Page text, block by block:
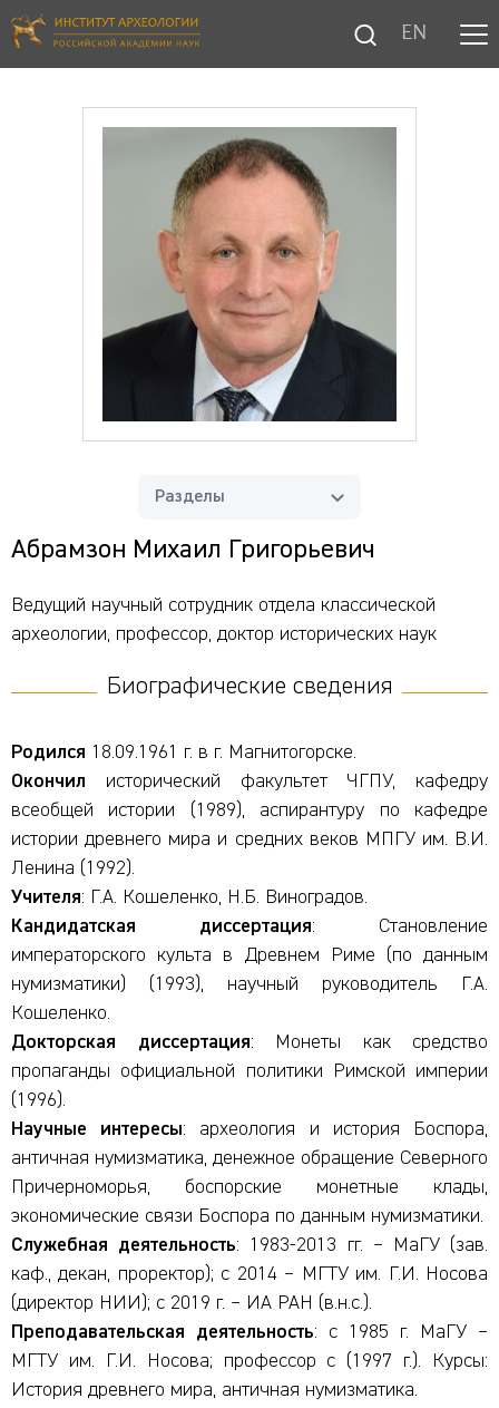
EN
Разделы
Абрамзон Михаил Григорьевич
Ведущий научный сотрудник отдела классической
археологии, профессор, доктор исторических наук
Биографические сведения
Родился 18.09.1961 г. в г. Магнитогорске.
Окончил исторический факультет ЧГПУ, кафедру
всеобщей истории (1989), аспирантуру по кафедре
истории древнего мира и средних веков МПГУ им. В.И.
Ленина (1992).
Учителя: Г.А. Кошеленко, Н.Б. Виноградов.
Кандидатская диссертация: Становление
императорского культа в Древнем Риме (по данным
нумизматики) (1993), научный руководитель Г.А.
Кошеленко.
Докторская диссертация: Монеты как средство
пропаганды официальной политики Римской империи
(1996).
Научные интересы: археология и история Боспора,
античная нумизматика, денежное обращение Северного
Причерноморья, боспорские монетные клады,
экономические связи Боспора по данным нумизматики.
Служебная деятельность: 1983-2013 гг. – МаГУ (зав.
каф., декан, проректор); с 2014 – МГТУ им. Г.И. Носова
(директор НИИ); с 2019 г. – ИА РАН (в.н.с.).
Преподавательская деятельность: с 1985 г. МаГУ –
МГТУ им. Г.И. Носова; профессор с (1997 г.). Курсы:
История древнего мира, античная нумизматика.